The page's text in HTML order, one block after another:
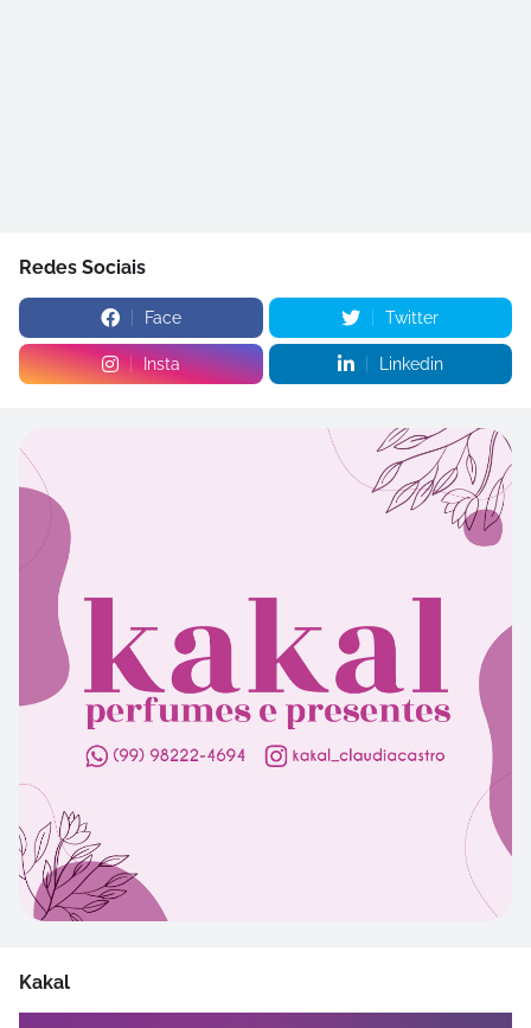
Redes Sociais
Face Twitter
Insta Linkedin
Kakal